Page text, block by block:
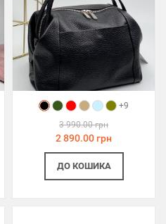
+9
3 990.00 грн
2 890.00 грн
ДО КОШИКА